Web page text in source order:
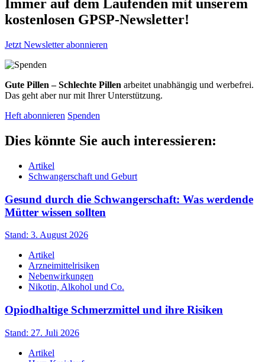
Immer auf dem Laufenden mit unserem
kostenlosen GPSP-Newsletter!
Jetzt Newsletter abonnieren
Gute Pillen – Schlechte Pillen arbeitet unabhängig und werbefrei.
Das geht aber nur mit Ihrer Unterstützung.
Heft abonnieren Spenden
Dies könnte Sie auch interessieren:
Artikel
Schwangerschaft und Geburt
Gesund durch die Schwangerschaft: Was werdende
Mütter wissen sollten
Stand: 3. August 2026
Artikel
Arzneimittelrisiken
Nebenwirkungen
Nikotin, Alkohol und Co.
Opiodhaltige Schmerzmittel und ihre Risiken
Stand: 27. Juli 2026
Artikel